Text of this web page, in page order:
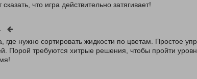
что игра действительно затягивает!
где нужно сортировать жидкости по цветам. Простое
Порой требуются хитрые решения, чтобы пройти